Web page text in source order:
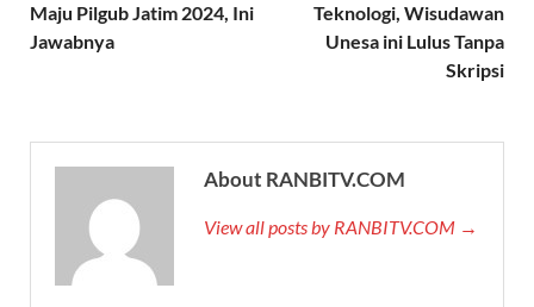
Maju Pilgub Jatim 2024, Ini
Jawabnya
Teknologi, Wisudawan
Unesa ini Lulus Tanpa
Skripsi
About RANBITV.COM
View all posts by RANBITV.COM →